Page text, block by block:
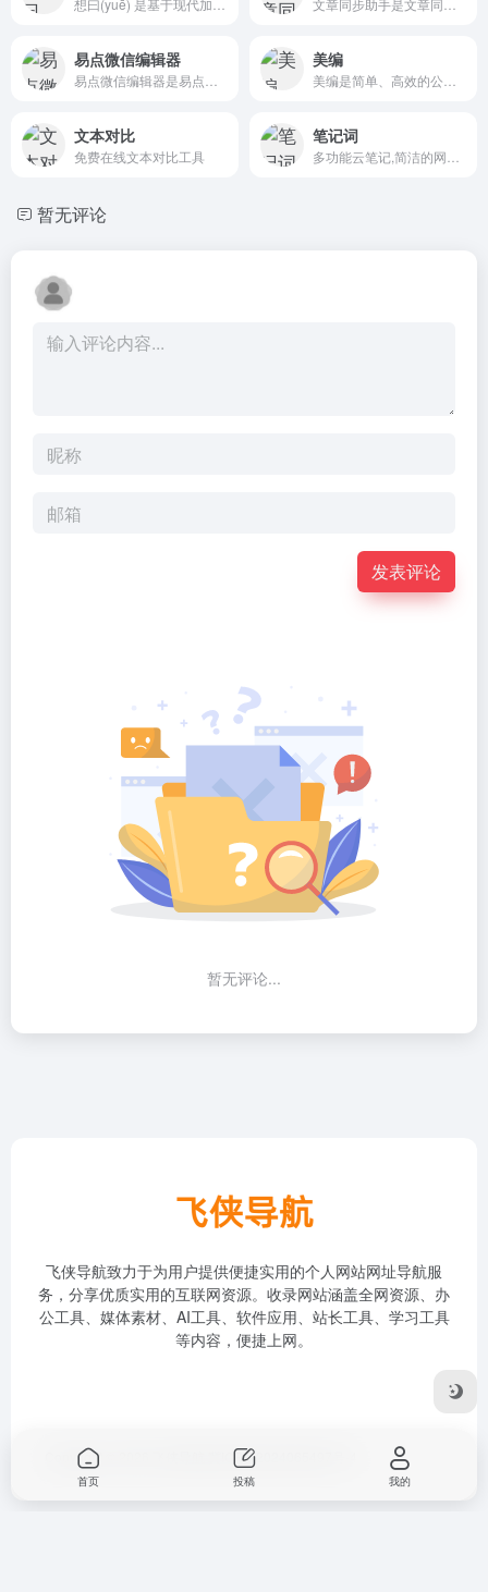
易点微信编辑器 美编
文本对比
免费在线文本对比工具
笔记词
暂无评论
发表评论
暂无评论...
飞侠导航致力于为用户提供便捷实用的个人网站网址导航服
务，分享优质实用的互联网资源。收录网站涵盖全网资源、办
公工具、媒体素材、AI工具、软件应用、站长工具、学习工具
等内容，便捷上网。
Copyright © 2026 冀ICP备2024065497号-4
首页 投稿 我的